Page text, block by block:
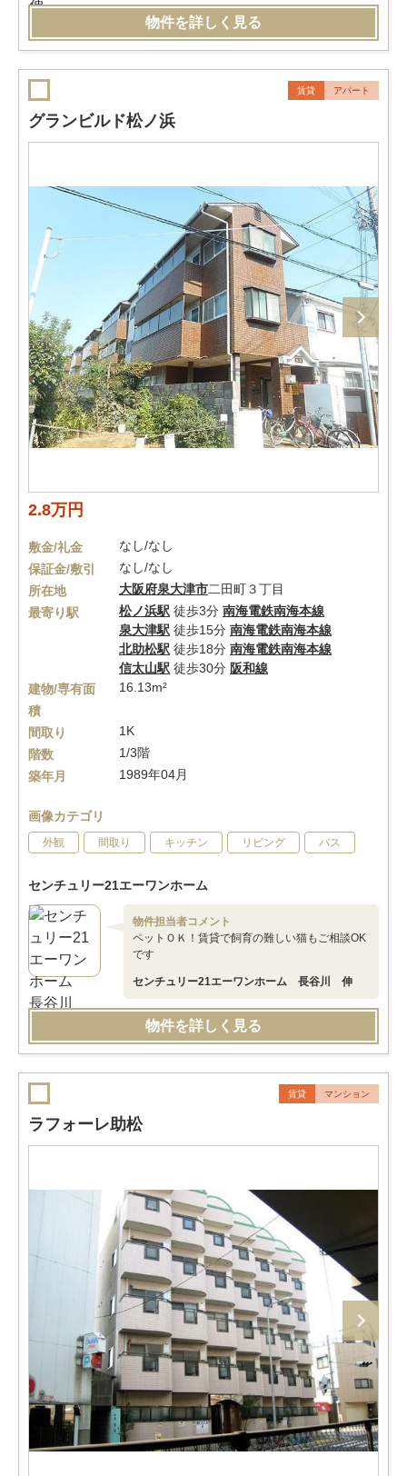
物件を詳しく見る
賃貸 アパート
グランビルド松ノ浜
2.8万円
敷金/礼金
なし/なし
保証金/敷引
なし/なし
所在地
大阪府泉大津市二田町３丁目
最寄り駅
松ノ浜駅 徒歩3分 南海電鉄南海本線
泉大津駅 徒歩15分 南海電鉄南海本線
北助松駅 徒歩18分 南海電鉄南海本線
信太山駅 徒歩30分 阪和線
建物/専有面
積
16.13m²
間取り
1K
階数
1/3階
築年月
1989年04月
画像カテゴリ
外観 間取り キッチン リビング バス
センチュリー21エーワンホーム
物件担当者コメント
ペットＯＫ！賃貸で飼育の難しい猫もご相談OK
です
センチュリー21エーワンホーム 長谷川 伸
物件を詳しく見る
賃貸 マンション
ラフォーレ助松